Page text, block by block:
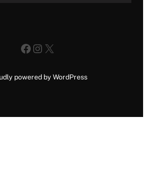
Facebook
Instagram
X
powered by WordPress